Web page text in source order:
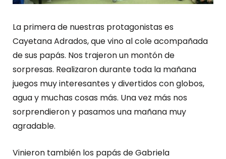
La primera de nuestras protagonistas es
Cayetana Adrados, que vino al cole acompañada
de sus papás. Nos trajeron un montón de
sorpresas. Realizaron durante toda la mañana
juegos muy interesantes y divertidos con globos,
agua y muchas cosas más. Una vez más nos
sorprendieron y pasamos una mañana muy
agradable.
Vinieron también los papás de Gabriela